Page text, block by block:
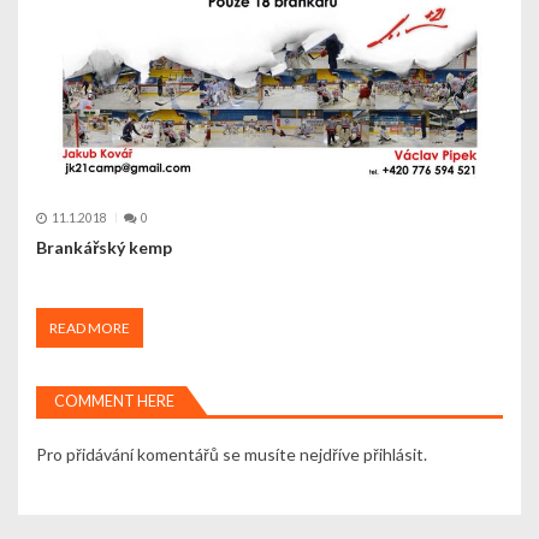
11.1.2018 0
Brankářský kemp
READ MORE
COMMENT HERE
Pro přidávání komentářů se musíte nejdřívepřihlásit.